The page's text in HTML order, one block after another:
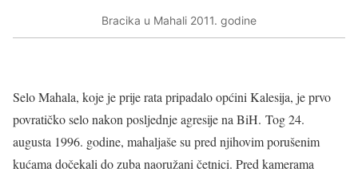
Bracika u Mahali 2011. godine
Selo Mahala, koje je prije rata pripadalo općini Kalesija, je prvo
povratičko selo nakon posljednje agresije na BiH. Tog 24.
augusta 1996. godine, mahaljaše su pred njihovim porušenim
kućama dočekali do zuba naoružani četnici. Pred kamerama